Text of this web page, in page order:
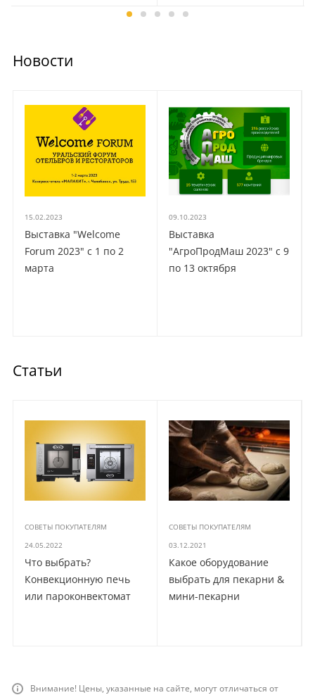
Новости
15.02.2023
Выставка "Welcome
Forum 2023" с 1 по 2
марта
09.10.2023
Выставка
"АгроПродМаш 2023" с 9
по 13 октября
Статьи
СОВЕТЫ ПОКУПАТЕЛЯМ
24.05.2022
Что выбрать?
Конвекционную печь
или пароконвектомат
СОВЕТЫ ПОКУПАТЕЛЯМ
03.12.2021
Какое оборудование
выбрать для пекарни &
мини-пекарни
Внимание! Цены, указанные на сайте, могут отличаться от